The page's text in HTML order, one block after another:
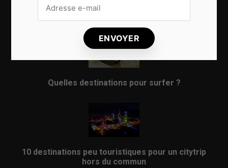
Quelles destinations pour surfer ?
10 destinations peu touristiques pour un citytrip
hors du commun